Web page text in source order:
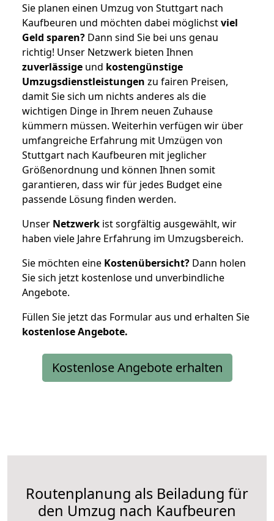
Sie planen einen Umzug von Stuttgart nach
Kaufbeuren und möchten dabei möglichstviel
Geld sparen? Dann sind Sie bei uns genau
richtig! Unser Netzwerk bieten Ihnen
zuverlässige und kostengünstige
Umzugsdienstleistungen zu fairen Preisen,
damit Sie sich um nichts anderes als die
wichtigen Dinge in Ihrem neuen Zuhause
kümmern müssen. Weiterhin verfügen wir über
umfangreiche Erfahrung mit Umzügen von
Stuttgart nach Kaufbeuren mit jeglicher
Größenordnung und können Ihnen somit
garantieren, dass wir für jedes Budget eine
passende Lösung finden werden.
Unser Netzwerk ist sorgfältig ausgewählt, wir
haben viele Jahre Erfahrung im Umzugsbereich.
Sie möchten eine Kostenübersicht? Dann holen
Sie sich jetzt kostenlose und unverbindliche
Angebote.
Füllen Sie jetzt das Formular aus und erhalten Sie
kostenloseAngebote.
Kostenlose Angebote erhalten
Routenplanung als Beiladung für
den Umzug nach Kaufbeuren